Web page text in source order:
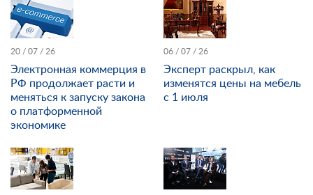
20 / 07 / 26
Электронная коммерция в
РФ продолжает расти и
меняться к запуску закона
о платформенной
экономике
06 / 07 / 26
Эксперт раскрыл, как
изменятся цены на мебель
с 1 июля